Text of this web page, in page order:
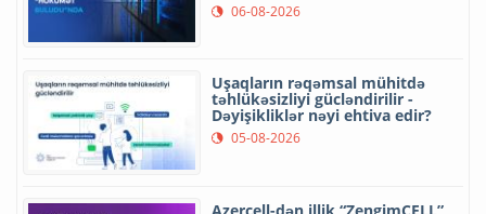
06-08-2026
Uşaqların rəqəmsal mühitdə
təhlükəsizliyi gücləndirilir -
Dəyişikliklər nəyi ehtiva edir?
05-08-2026